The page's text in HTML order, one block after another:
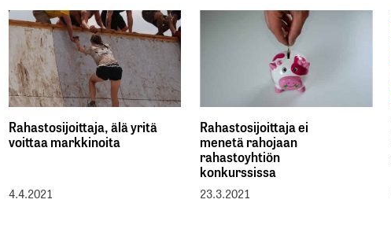
Rahastosijoittaja, älä yritä
voittaa markkinoita
4.4.2021
Rahastosijoittaja ei
menetä rahojaan
rahastoyhtiön
konkurssissa
23.3.2021